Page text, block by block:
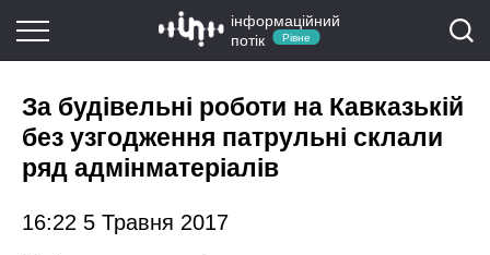
інформаційний
потік
Рівне
За будівельні роботи на Кавказькій
без узгодження патрульні склали
ряд адмінматеріалів
16:22 5 Травня 2017